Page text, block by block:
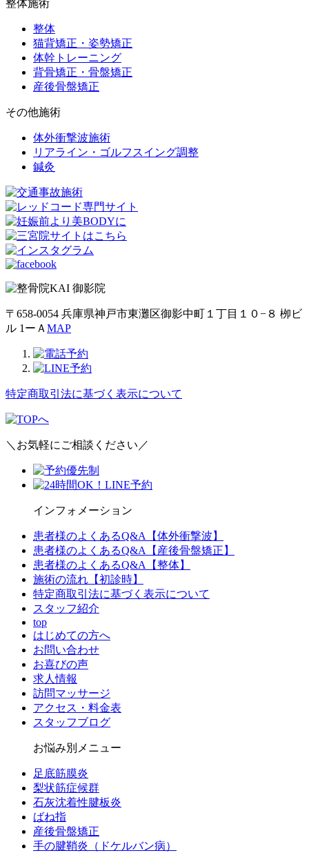
整体施術
整体
猫背矯正・姿勢矯正
体幹トレーニング
背骨矯正・骨盤矯正
産後骨盤矯正
その他施術
体外衝撃波施術
リアライン・ゴルフスイング調整
鍼灸
〒658-0054 兵庫県神戸市東灘区御影中町１丁目１０−８ 栁ビ
ル 1ーＡ MAP
特定商取引法に基づく表示について
＼お気軽にご相談ください／
インフォメーション
患者様のよくあるQ&A【体外衝撃波】
患者様のよくあるQ&A【産後骨盤矯正】
患者様のよくあるQ&A【整体】
施術の流れ【初診時】
特定商取引法に基づく表示について
スタッフ紹介
top
はじめての方へ
お問い合わせ
お喜びの声
求人情報
訪問マッサージ
アクセス・料金表
スタッフブログ
お悩み別メニュー
足底筋膜炎
梨状筋症候群
石灰沈着性腱板炎
ばね指
産後骨盤矯正
手の腱鞘炎（ドケルバン病）